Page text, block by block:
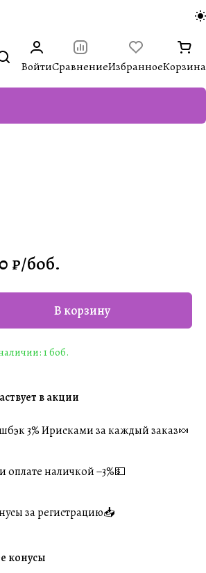
ВойтиСравнениеИзбранноеКорзина
₽/боб.
В корзину
1 боб.
в акции
3% Ирисками за каждый заказ🍬
оплате наличкой −3%💵
за регистрацию📥
конусы